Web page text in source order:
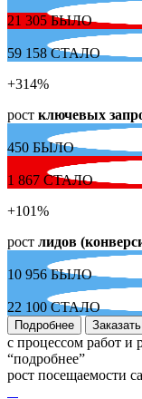
21 305БЫЛО
59 158СТАЛО
+314%
рост ключевых
450 БЫЛО
1 867 СТАЛО
+101%
рост лидов
10 956БЫЛО
22 100СТАЛО
Подробнее
с процессом работ и
“подробнее”
рост посещаемости